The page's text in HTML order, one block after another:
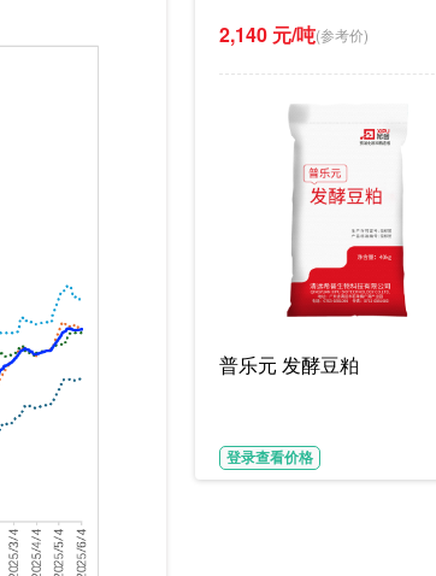
2,140 元/吨(参考价)
普乐元 发酵豆粕
登录查看价格